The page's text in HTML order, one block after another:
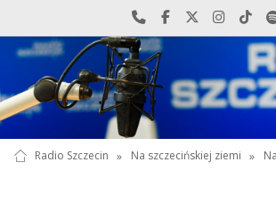
Najlepiej po prostu do
Odwiedź nas na
Odwiedź nas
Radio Szczecin » Na szczecińskiej ziemi »